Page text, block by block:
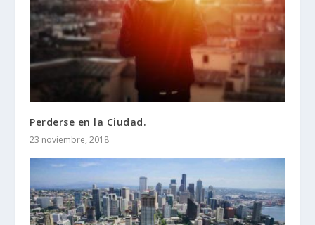
Perderse en la Ciudad.
23 noviembre, 2018